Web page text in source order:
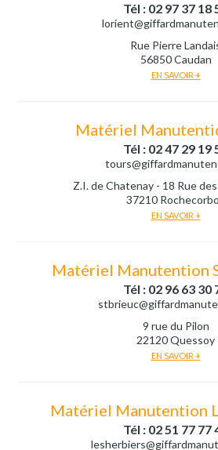
Tél : 02 97 37 18
Rue Pierre
56850 Caudan
EN SAVOIR +
Matériel
Tél : 02 47 29 19
Z.I. de Chatenay - 18 Rue
37210
EN SAVOIR +
Matériel Manutention
Tél : 02 96 63 30
9 rue du Pilon
22120 Quessoy
EN SAVOIR +
Matériel Manutention
Tél : 02 51 77 77